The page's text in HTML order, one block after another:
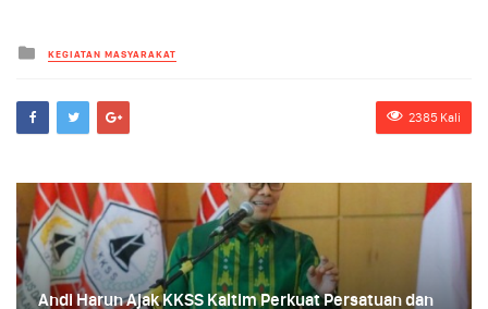
Kategori
KEGIATAN MASYARAKAT
2385 Kali
Andi Harun Ajak KKSS Kaltim Perkuat Persatuan dan